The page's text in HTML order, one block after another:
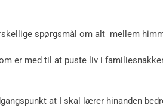
spørgsmål om alt mellem
er med til at puste liv i
at I skal lærer hinanden